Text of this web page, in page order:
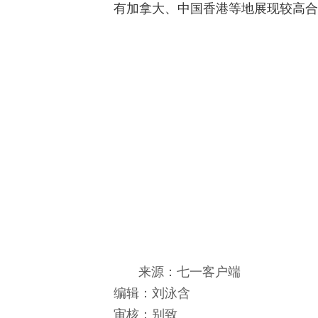
有加拿大、中国香港等地展现较高
来源：七一客户端
编辑：刘泳含
审核：别致